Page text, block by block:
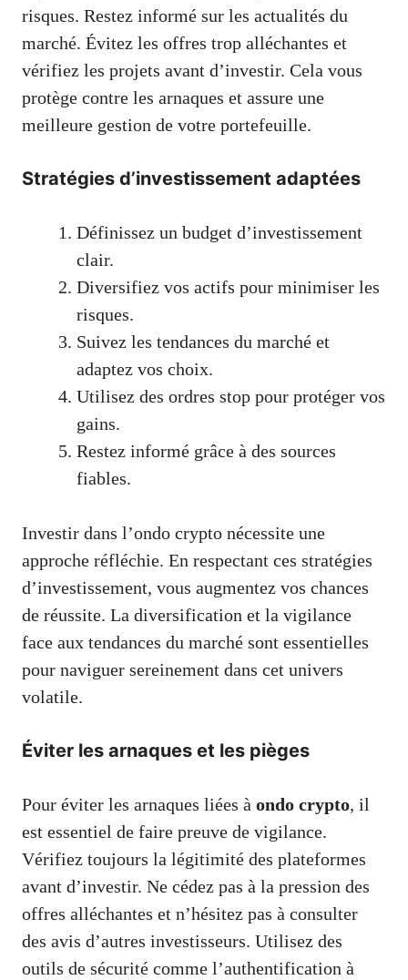
risques. Restez informé sur les actualités du
marché. Évitez les offres trop alléchantes et
vérifiez les projets avant d’investir. Cela vous
protège contre les arnaques et assure une
meilleure gestion de votre portefeuille.
Stratégies d’investissement adaptées
Définissez un budget d’investissement
clair.
Diversifiez vos actifs pour minimiser les
risques.
Suivez les tendances du marché et
adaptez vos choix.
Utilisez des ordres stop pour protéger vos
gains.
Restez informé grâce à des sources
fiables.
Investir dans l’ondo crypto nécessite une
approche réfléchie. En respectant ces stratégies
d’investissement, vous augmentez vos chances
de réussite. La diversification et la vigilance
face aux tendances du marché sont essentielles
pour naviguer sereinement dans cet univers
volatile.
Éviter les arnaques et les pièges
Pour éviter les arnaques liées à ondo crypto, il
est essentiel de faire preuve de vigilance.
Vérifiez toujours la légitimité des plateformes
avant d’investir. Ne cédez pas à la pression des
offres alléchantes et n’hésitez pas à consulter
des avis d’autres investisseurs. Utilisez des
outils de sécurité comme l’authentification à